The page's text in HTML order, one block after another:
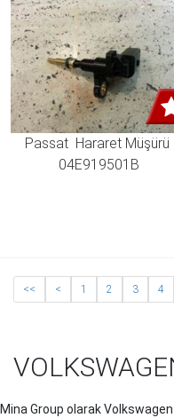
Passat  Hararet Müşürü
04E919501B
<< < 1 2 3 4
Mina Group olarak